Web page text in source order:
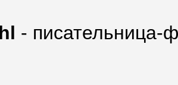
- писательница-